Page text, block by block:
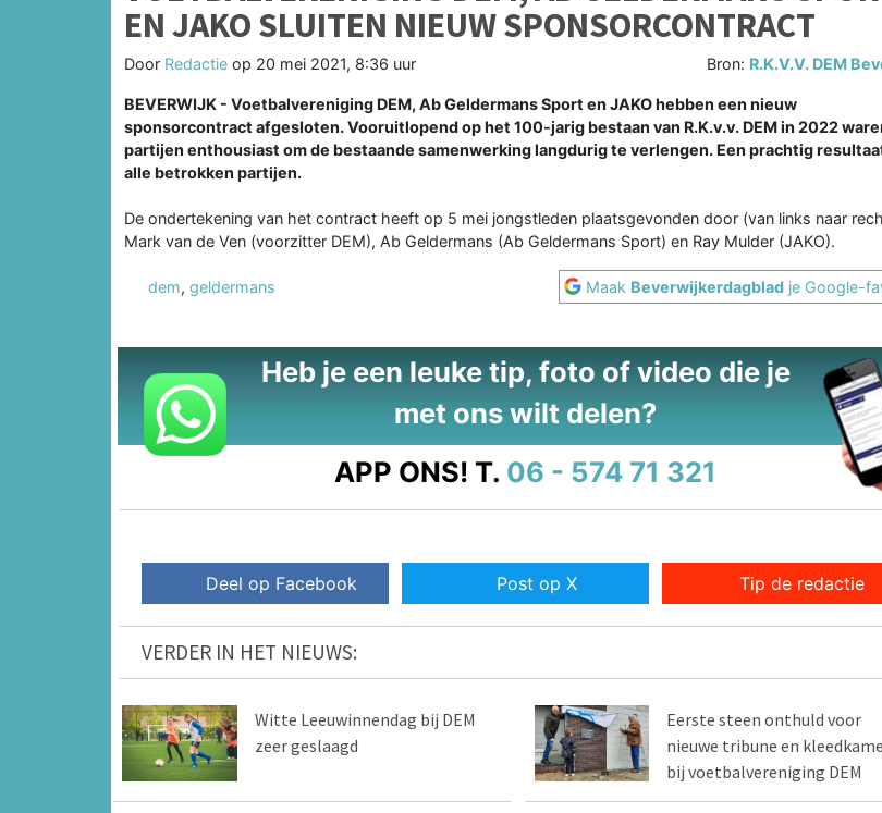
EN JAKO SLUITEN NIEUW SPONSORCONTRACT
Door Redactie op 20 mei 2021, 8:36 uur Bron: R.K.V.V. DEM
BEVERWIJK - Voetbalvereniging DEM, Ab Geldermans Sport en JAKO hebben een nieuw
sponsorcontract afgesloten. Vooruitlopend op het 100-jarig bestaan van R.K.v.v. DEM in 2022
partijen enthousiast om de bestaande samenwerking langdurig te verlengen. Een prachtig
alle betrokken partijen.
De ondertekening van het contract heeft op 5 mei jongstleden plaatsgevonden door (van links naar
Mark van de Ven (voorzitter DEM), Ab Geldermans (Ab Geldermans Sport) en Ray Mulder (JAKO).
dem, geldermans Maak Beverwijkerdagblad je Google-
Heb je een leuke tip, foto of video die je
met ons wilt delen?
APP ONS! T. 06 - 574 71 321
Deel op Facebook Post op X Tip de redactie
VERDER IN HET NIEUWS:
Witte Leeuwinnendag bij DEM
zeer geslaagd
Eerste steen onthuld voor
nieuwe tribune en
bij voetbalvereniging DEM